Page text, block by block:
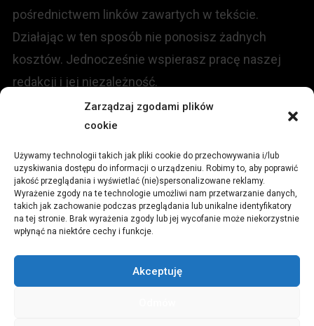
Zarządzaj zgodami plików
cookie
Używamy technologii takich jak pliki cookie do przechowywania i/lub
uzyskiwania dostępu do informacji o urządzeniu. Robimy to, aby poprawić
jakość przeglądania i wyświetlać (nie)spersonalizowane reklamy.
Wyrażenie zgody na te technologie umożliwi nam przetwarzanie danych,
takich jak zachowanie podczas przeglądania lub unikalne identyfikatory
na tej stronie. Brak wyrażenia zgody lub jej wycofanie może niekorzystnie
wpłynąć na niektóre cechy i funkcje.
Akceptuję
pośrednictwem linków zawartych w tekście.
Działając w ten sposób nie ponosisz żadnych
kosztów. Jednocześnie wspierasz pracę naszej
redakcji i jej niezależność.
Redakcja portalu:
ul.Stara 13, 42-600 Tarnowskie Góry
TEL:+48 509 547 822
redakcja@czytamiwiem.pl